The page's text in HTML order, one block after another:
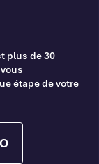
plus de 30
étape de votre